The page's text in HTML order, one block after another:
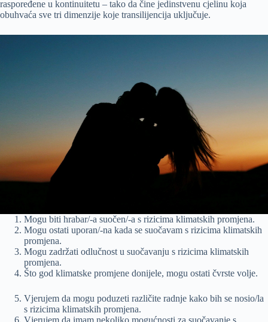
raspoređene u kontinuitetu – tako da čine jedinstvenu cjelinu koja
obuhvaća sve tri dimenzije koje transilijencija uključuje.
Mogu biti hrabar/-a suočen/-a s rizicima klimatskih promjena.
Mogu ostati uporan/-na kada se suočavam s rizicima klimatskih
promjena.
Mogu zadržati odlučnost u suočavanju s rizicima klimatskih
promjena.
Što god klimatske promjene donijele, mogu ostati čvrste volje.
Vjerujem da mogu poduzeti različite radnje kako bih se nosio/la
s rizicima klimatskih promjena.
Vjerujem da imam nekoliko mogućnosti za suočavanje s